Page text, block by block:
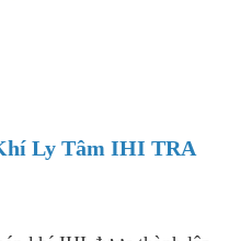
Ly Tâm IHI TRA